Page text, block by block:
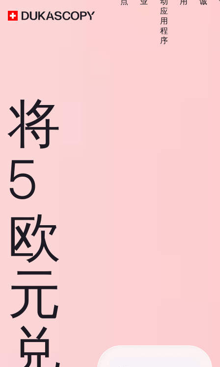
应
用
程
序
将
5
欧
元
兑